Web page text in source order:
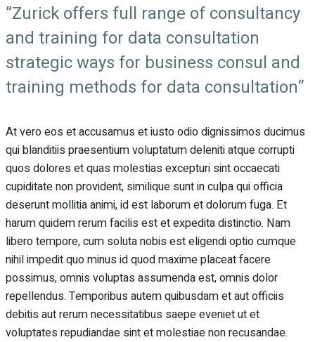
”Zurick offers full range of consultancy
and training for data consultation
strategic ways for business consul and
training methods for data consultation“
At vero eos et accusamus et iusto odio dignissimos ducimus
qui blanditiis praesentium voluptatum deleniti atque corrupti
quos dolores et quas molestias excepturi sint occaecati
cupiditate non provident, similique sunt in culpa qui officia
deserunt mollitia animi, id est laborum et dolorum fuga. Et
harum quidem rerum facilis est et expedita distinctio. Nam
libero tempore, cum soluta nobis est eligendi optio cumque
nihil impedit quo minus id quod maxime placeat facere
possimus, omnis voluptas assumenda est, omnis dolor
repellendus. Temporibus autem quibusdam et aut officiis
debitis aut rerum necessitatibus saepe eveniet ut et
voluptates repudiandae sint et molestiae non recusandae.